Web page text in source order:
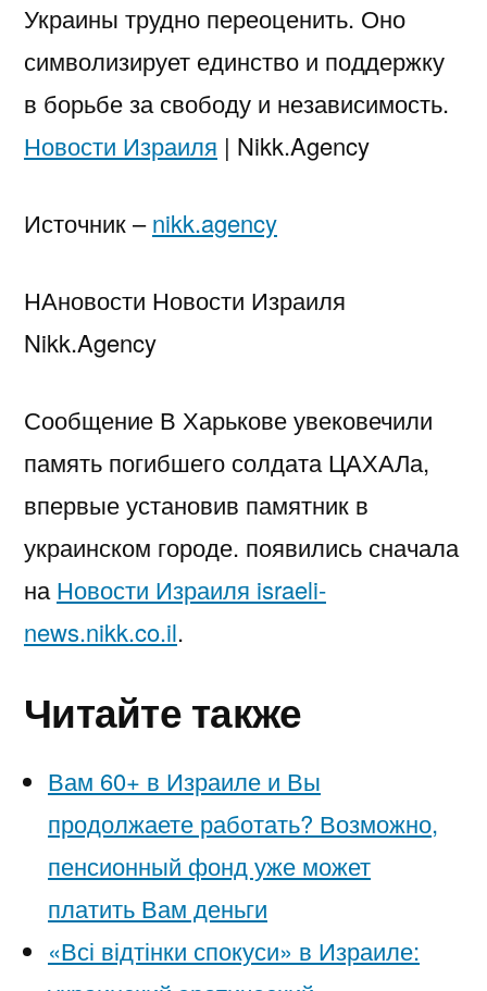
Украины трудно переоценить. Оно
символизирует единство и поддержку
в борьбе за свободу и независимость.
Новости Израиля | Nikk.Agency
Источник –nikk.agency
НАновости Новости Израиля
Nikk.Agency
Сообщение В Харькове увековечили
память погибшего солдата ЦАХАЛа,
впервые установив памятник в
украинском городе. появились сначала
на Новости Израиля israeli-
news.nikk.co.il.
Читайте также
Вам 60+ в Израиле и Вы
продолжаете работать? Возможно,
пенсионный фонд уже может
платить Вам деньги
«Всі відтінки спокуси» в Израиле: